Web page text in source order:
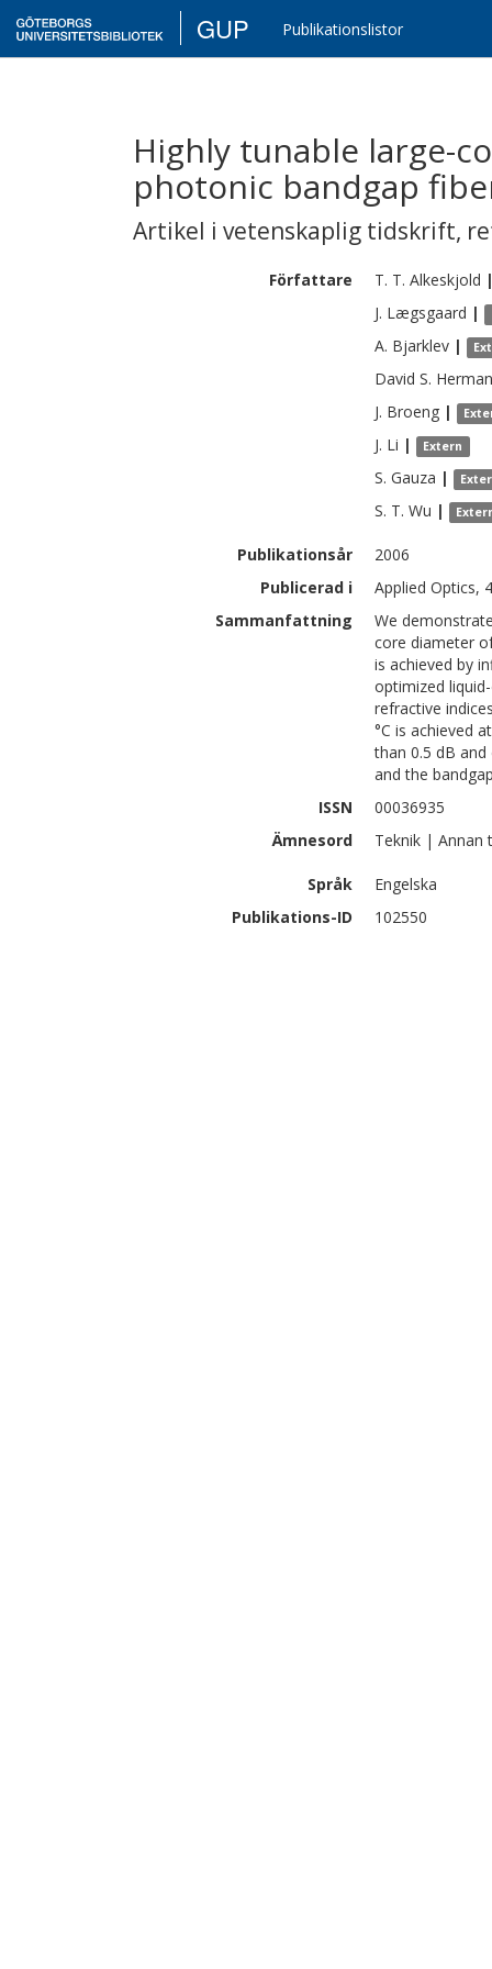
GUP Publikationslistor
Highly tunable large-
photonic bandgap
Artikel i vetenskaplig tidskrift,
Författare T. T. Alkeskjold
J. Lægsgaard |
A. Bjarklev |
David S.
J. Broeng |
J. Li | Extern
S. Gauza |
S. T. Wu |
Publikationsår
2006
Publicerad i
Applied Optics,
Sammanfattning
We
core diameter
is achieved by
optimized
refractive
°C is achieved
than 0.5 dB
and the
ISSN
00036935
Ämnesord
Teknik | Annan
Språk
Engelska
Publikations-ID
102550